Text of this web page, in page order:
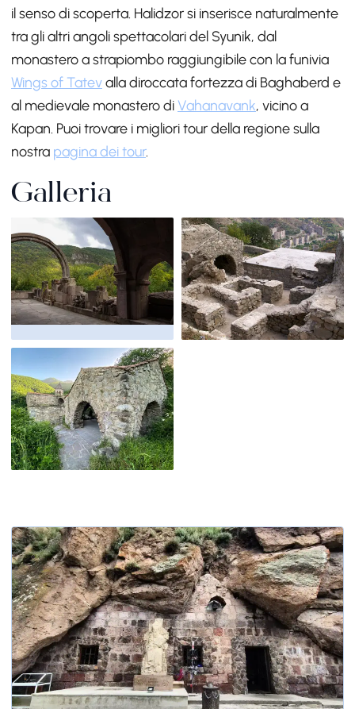
il senso di scoperta. Halidzor si inserisce naturalmente
tra gli altri angoli spettacolari del Syunik, dal
monastero a strapiombo raggiungibile con la funivia
Wings of Tatevalla diroccata fortezza di Baghaberd e
al medievale monastero diVahanavank, vicino a
Kapan. Puoi trovare i migliori tour della regione sulla
nostra pagina dei tour.
Galleria